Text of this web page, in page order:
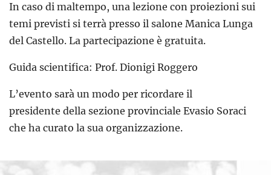
In caso di maltempo, una lezione con proiezioni sui
temi previsti si terrà presso il salone Manica Lunga
del Castello. La partecipazione è gratuita.
Guida scientifica: Prof. Dionigi Roggero
L’evento sarà un modo per ricordare il
presidente della sezione provinciale Evasio Soraci
che ha curato la sua organizzazione.